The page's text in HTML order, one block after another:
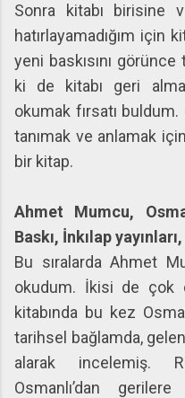
Sonra kitabı birisine
hatırlayamadığım için
yeni baskısını
ki de kitabı geri
okumak fırsatı buldum.
tanımak ve anlamak
bir kitap.
Ahmet Mumcu,
Baskı, İnkılap
Bu sıralarda Ahmet
okudum. İkisi de çok
kitabında bu kez
tarihsel bağlamda,
alarak incelemiş.
Osmanlı’dan